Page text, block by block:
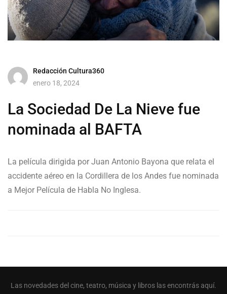
Redacción Cultura360
enero 18, 2024
La Sociedad De La Nieve fue
nominada al BAFTA
La película dirigida por Juan Antonio Bayona que relata el
accidente aéreo en la Cordillera de los Andes fue nominada
a Mejor Película de Habla No Inglesa.
Las novedades del cine, teatro, música y libros las encontrás aquí.